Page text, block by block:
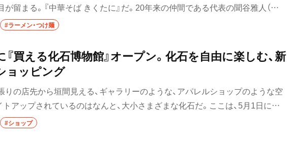
が留まる。『中華そば きくたに』だ。20年来の仲間である代表の聞谷雅人（き
さと）さんと店主の田中基継（たなかもとつぐ）さんが、おいしいと言われる店
プンした。
#ラーメン・つけ麺
『買える化石博物館』オープン。化石を自由に楽しむ、新
ョッピング
りの店先から垣間見える、ギャラリーのような、アパレルショップのような空
トアップされているのはなんと、大小さまざまな化石だ。ここは、5月1日にオ
た『買える化石博物館』という名の化石ショップ。2024年に福岡で1店舗目が
#ショップ